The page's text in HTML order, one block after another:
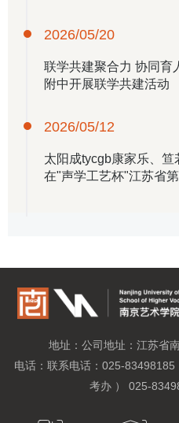
2026/05/20
联学共建聚合力 协同育
附中开展联学共建活动
2026/05/12
太阳成tycgb康家乐、
在"声学工艺杯"江苏省
地址：公司地址：江苏省
电话：联系电话：025-
考办 ） 025-